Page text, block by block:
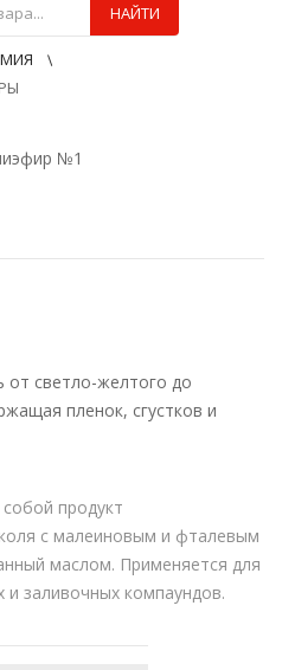
НАЙТИ
от светло-желтого до
пленок, сгустков и
продукт
с малеиновым и фталевым
маслом. Применяется для
и заливочных компаундов.